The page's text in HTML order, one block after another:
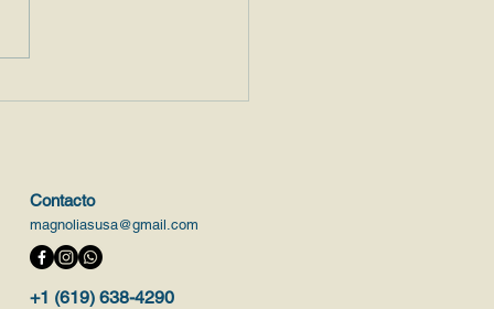
Contacto
magnoliasusa@gmail.com
+1 (619) 638-4290